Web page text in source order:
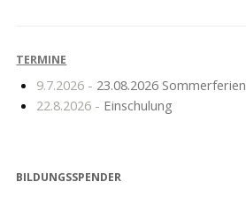
TERMINE
9.7.2026 - 23.08.2026 Sommerferien
22.8.2026 - Einschulung
BILDUNGSSPENDER